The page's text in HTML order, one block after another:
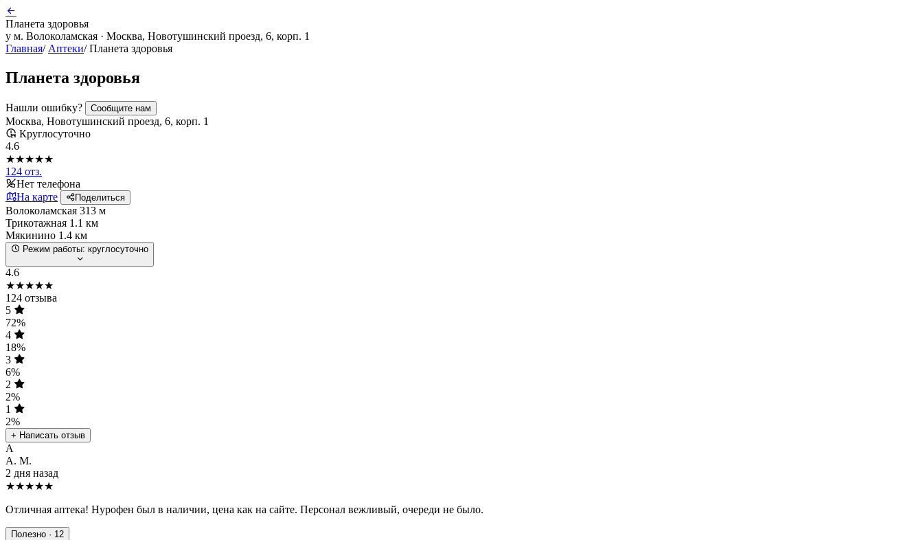
Планета здоровья
у м. Волоколамская · Москва, Новотушинский проезд, 6, корп. 1
Главная/ Аптеки/ Планета здоровья
Планета здоровья
Нашли ошибку? Сообщите нам
Москва, Новотушинский проезд, 6, корп. 1
Круглосуточно
4.6
★★★★★
124 отз.
Нет телефона
На карте
Поделиться
Волоколамская 313 м
Трикотажная 1.1 км
Мякинино 1.4 км
Режим работы: круглосуточно
4.6
★★★★★
124 отзыва
5
72%
4
18%
3
6%
2
2%
1
2%
+ Написать отзыв
А
А. М.
2 дня назад
★★★★★
Отличная аптека! Нурофен был в наличии, цена как на сайте. Персонал вежливый, очереди не было.
Полезно · 12